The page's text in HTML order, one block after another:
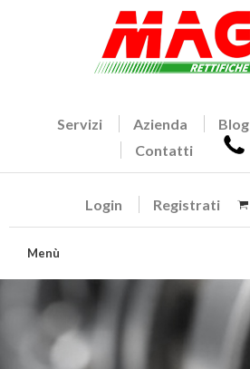
Servizi Azienda Blog
Contatti
Login Registrati
Menù